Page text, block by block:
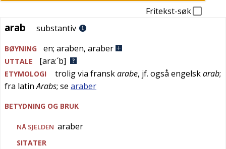
Fritekst-søk
arab
arab substantiv
BØYNING en; araben, araber
UTTALE [ara:´b]
ETYMOLOGI trolig via franskarabe, jf. også engelskarab;
fra latin Arabs; se araber
BETYDNING OG BRUK
NÅ SJELDEN araber
SITATER